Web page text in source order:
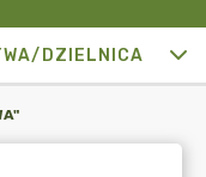
DZIELNICA